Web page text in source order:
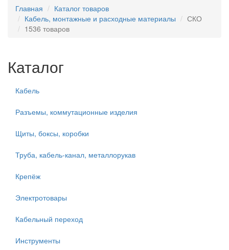
Главная
Каталог товаров
Кабель, монтажные и расходные материалы
СКО
1536 товаров
Каталог
Кабель
Разъемы, коммутационные изделия
Щиты, боксы, коробки
Труба, кабель-канал, металлорукав
Крепёж
Электротовары
Кабельный переход
Инструменты